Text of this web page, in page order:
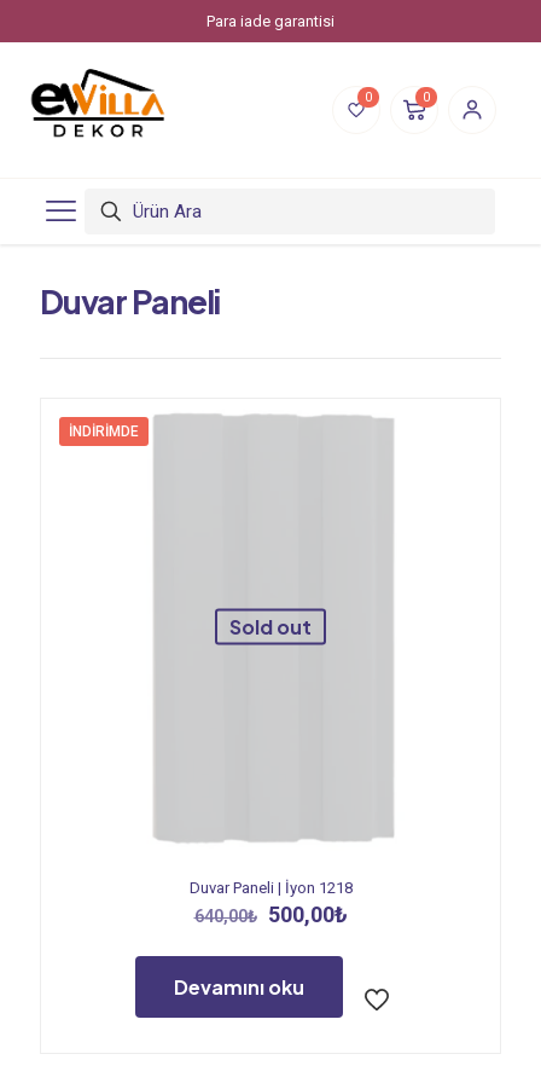
Para iade garantisi
0 0
Duvar Paneli
İNDIRIMDE
Sold out
Duvar Paneli | İyon 1218
640,00₺
Orijinal
fiyat:
640,00₺.
500,00₺Şu
Devamını oku